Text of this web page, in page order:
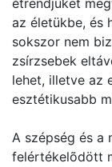
étrendjüket
az életükbe, és
sokszor nem
zsírzsebek
lehet, illetve az
esztétikusabb
A szépség és a
felértékelõdött